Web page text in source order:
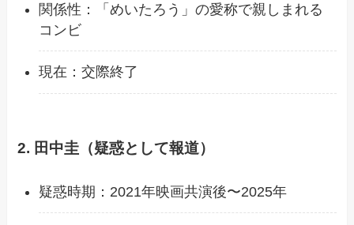
関係性：「めいたろう」の愛称で親しまれる
コンビ
現在：交際終了
2. 田中圭（疑惑として報道）
疑惑時期：2021年映画共演後〜2025年